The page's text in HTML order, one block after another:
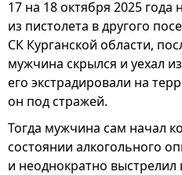
17 на 18 октября 2025 года
из пистолета в другого
СК Курганской области,
мужчина скрылся и уехал
его экстрадировали на
он под стражей.
Тогда мужчина сам начал
состоянии алкогольного
и неоднократно